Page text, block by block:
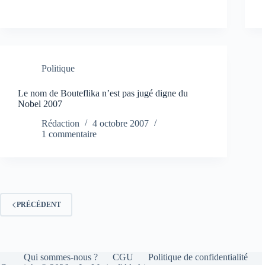
Politique
Le nom de Bouteflika n’est pas jugé digne du
Nobel 2007
Rédaction
4 octobre 2007
1 commentaire
PRÉCÉDENT
Qui sommes-nous ? CGU Politique de confidentialité